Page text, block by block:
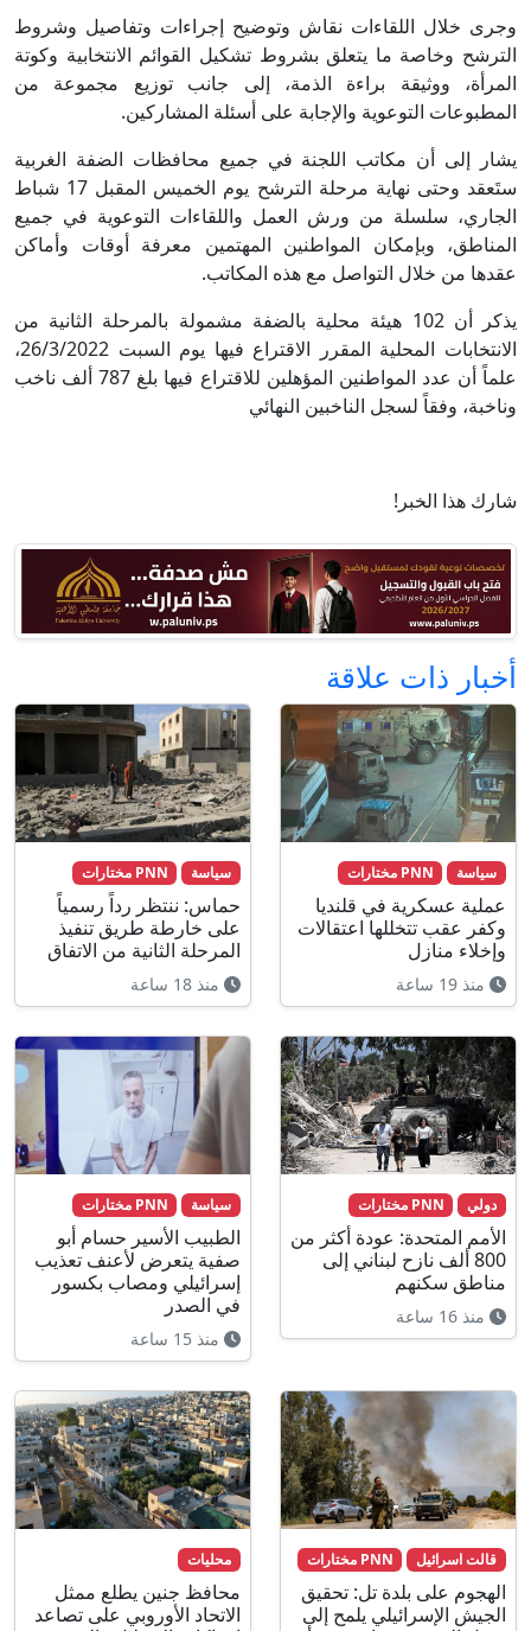
وجرى خلال اللقاءات نقاش وتوضيح إجراءات وتفاصيل وشروط
الترشح وخاصة ما يتعلق بشروط تشكيل القوائم الانتخابية وكوتة
المرأة، ووثيقة براءة الذمة، إلى جانب توزيع مجموعة من
المطبوعات التوعوية والإجابة على أسئلة المشاركين.
يشار إلى أن مكاتب اللجنة في جميع محافظات الضفة الغربية
ستَعقد وحتى نهاية مرحلة الترشح يوم الخميس المقبل 17 شباط
الجاري، سلسلة من ورش العمل واللقاءات التوعوية في جميع
المناطق، وبإمكان المواطنين المهتمين معرفة أوقات وأماكن
عقدها من خلال التواصل مع هذه المكاتب.
يذكر أن 102 هيئة محلية بالضفة مشمولة بالمرحلة الثانية من
الانتخابات المحلية المقرر الاقتراع فيها يوم السبت 26/3/2022،
علماً أن عدد المواطنين المؤهلين للاقتراع فيها بلغ 787 ألف ناخب
وناخبة، وفقاً لسجل الناخبين النهائي
شارك هذا الخبر!
أخبار ذات علاقة
سياسة PNN مختارات
عملية عسكرية في قلنديا
وكفر عقب تتخللها اعتقالات
وإخلاء منازل
منذ 19 ساعة
سياسة PNN مختارات
حماس: ننتظر رداً رسمياً
على خارطة طريق تنفيذ
المرحلة الثانية من الاتفاق
منذ 18 ساعة
دولي PNN مختارات
الأمم المتحدة: عودة أكثر من
800 ألف نازح لبناني إلى
مناطق سكنهم
منذ 16 ساعة
سياسة PNN مختارات
الطبيب الأسير حسام أبو
صفية يتعرض لأعنف تعذيب
إسرائيلي ومصاب بكسور
في الصدر
منذ 15 ساعة
قالت اسرائيل PNN مختارات
الهجوم على بلدة تل: تحقيق
الجيش الإسرائيلي يلمح إلى
محليات
محافظ جنين يطلع ممثل
الاتحاد الأوروبي على تصاعد